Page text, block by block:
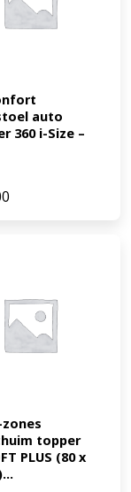
auto
360 i-Size –
topper
PLUS (80 x